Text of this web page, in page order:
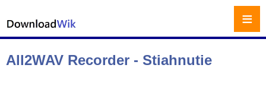
All2WAV Recorder - Stiahnutie
≡